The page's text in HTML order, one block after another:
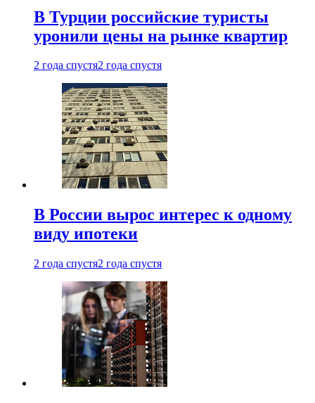
В Турции российские туристы
уронили цены на рынке квартир
2 года спустя2 года спустя
В России вырос интерес к одному
виду ипотеки
2 года спустя2 года спустя